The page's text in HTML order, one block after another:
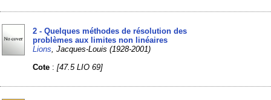
2 - Quelques méthodes de résolution des
problèmes aux limites non linéaires
Lions , Jacques-Louis (1928-2001)
Cote :[47.5 LIO 69]